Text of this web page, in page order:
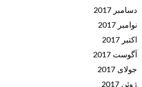
دسامبر 2017
نوامبر 2017
اکتبر 2017
آگوست 2017
جولای 2017
ژوئن 2017